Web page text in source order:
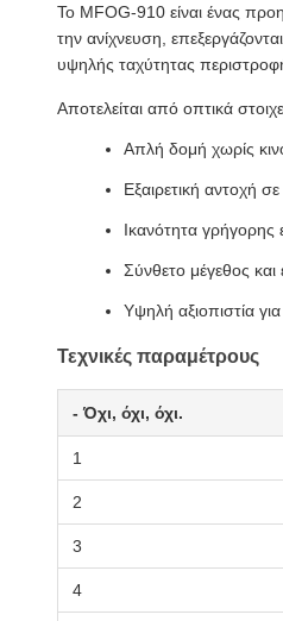
Το MFOG-910 είναι ένας
την ανίχνευση,
υψηλής ταχύτητας
Αποτελείται από οπτικά
Απλή δομή χωρίς
Εξαιρετική αντοχή
Ικανότητα γρήγορης
Σύνθετο μέγεθος
Υψηλή αξιοπιστία
Τεχνικές παραμέτρους
- Όχι, όχι, όχι.
1
2
3
4